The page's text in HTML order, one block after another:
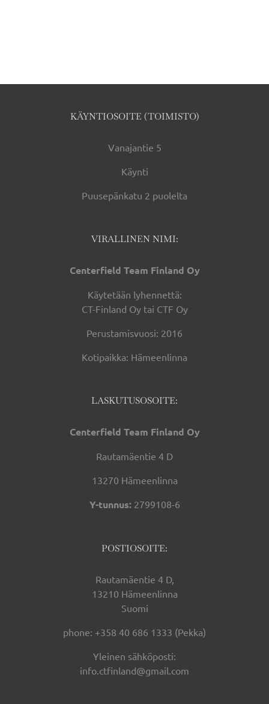
KÄYNTIOSOITE (TOIMISTO)
Vanajantie 5
Käynti
Puusepänkatu 2 puolelta
VIRALLINEN NIMI:
Centerfield Team Finland Oy
Käytetään lyhennettä:
CT-Finland Oy tai CTF Oy
Perustamisvuosi: 2016
Kotipaikka: Hämeenlinna
LASKUTUSOSOITE:
Centerfield Team Finland Oy
Rautamäentie 4 D
13270 Hämeenlinna
Y-tunnus: 2799108-6
POSTIOSOITE:
Rautamäentie 4 D,
13210 Hämeenlinna
Suomi
phone: +358 40 686 1333 (Pekka)
Yleinen sähköposti:
info.ctfinland@gmail.com